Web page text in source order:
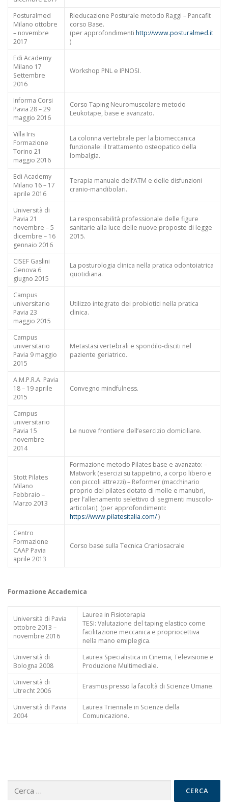
Posturalmed
Milano ottobre
– novembre
2017
Rieducazione Posturale metodo Raggi – Pancafit
corso Base.
(per approfondimenti http://www.posturalmed.it
)
Edi Academy
Milano 17
Settembre
2016
Workshop PNL e IPNOSI.
Informa Corsi
Pavia 28 – 29
maggio 2016
Corso Taping Neuromuscolare metodo
Leukotape, base e avanzato.
Villa Iris
Formazione
Torino 21
maggio 2016
La colonna vertebrale per la biomeccanica
funzionale: il trattamento osteopatico della
lombalgia.
Edi Academy
Milano 16 – 17
aprile 2016
Terapia manuale dell’ATM e delle disfunzioni
cranio-mandibolari.
Università di
Pavia 21
novembre – 5
dicembre – 16
gennaio 2016
La responsabilità professionale delle figure
sanitarie alla luce delle nuove proposte di legge
2015.
CISEF Gaslini
Genova 6
giugno 2015
La posturologia clinica nella pratica odontoiatrica
quotidiana.
Campus
universitario
Pavia 23
maggio 2015
Utilizzo integrato dei probiotici nella pratica
clinica.
Campus
universitario
Pavia 9 maggio
2015
Metastasi vertebrali e spondilo-disciti nel
paziente geriatrico.
A.M.P.R.A. Pavia
18 – 19 aprile
2015
Convegno mindfulness.
Campus
universitario
Pavia 15
novembre
2014
Le nuove frontiere dell’esercizio domiciliare.
Stott Pilates
Milano
Febbraio –
Marzo 2013
Formazione metodo Pilates base e avanzato: –
Matwork (esercizi su tappetino, a corpo libero e
con piccoli attrezzi) – Reformer (macchinario
proprio del pilates dotato di molle e manubri,
per l’allenamento selettivo di segmenti muscolo-
articolari). (per approfondimenti:
https://www.pilatesitalia.com/)
Centro
Formazione
CAAP Pavia
aprile 2013
Corso base sulla Tecnica Craniosacrale
Formazione Accademica
Università di Pavia
ottobre 2013 –
novembre 2016
Laurea in Fisioterapia
TESI: Valutazione del taping elastico come
facilitazione meccanica e propriocettiva
nella mano emiplegica.
Università di
Bologna 2008
Laurea Specialistica in Cinema, Televisione e
Produzione Multimediale.
Università di
Utrecht 2006
Erasmus presso la facoltà di Scienze Umane.
Università di Pavia
2004
Laurea Triennale in Scienze della
Comunicazione.
per: